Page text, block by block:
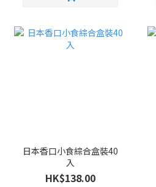
日本香口小食綜合盒裝40
入
HK$138.00